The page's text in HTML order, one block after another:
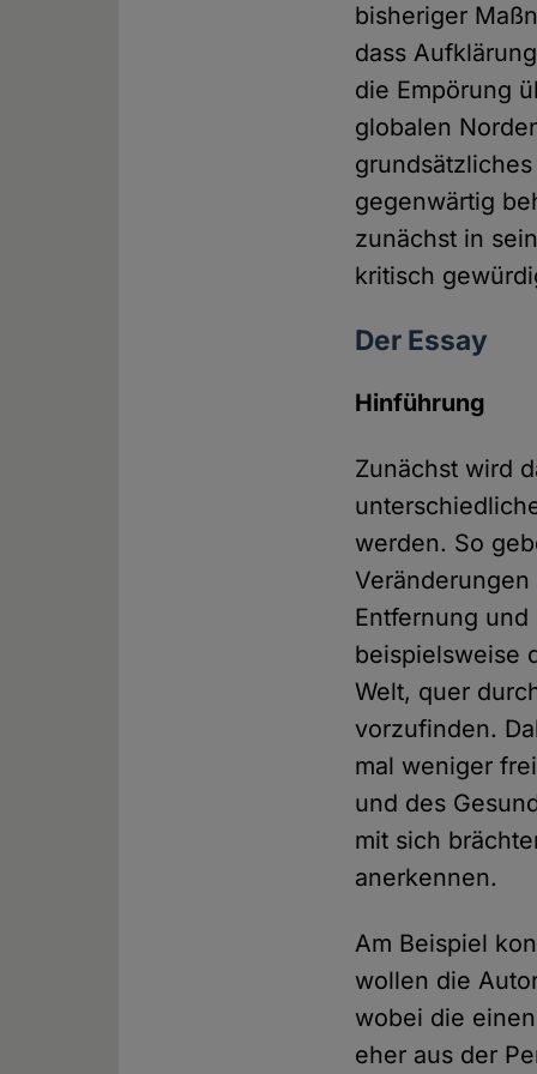
bisheriger
dass
die Empörung
globalen
gegenwärtig
zunächst in
kritisch
Der Essay
Hinführung
Zunächst wird
werden. So
Entfernung
beispielsweise
Welt, quer
vorzufinden.
mal weniger
und des
mit sich
anerkennen.
Am Beispiel
wollen die
wobei die
eher aus der